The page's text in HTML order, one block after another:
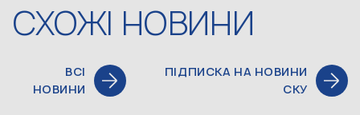
СХОЖІ НОВИНИ
ВСІ
НОВИНИ
ПІДПИСКА НА НОВИНИ
СКУ